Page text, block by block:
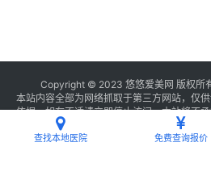
Copyright © 2023 悠悠爱美网 版权所
本站内容全部为网络抓取于第三方网站，仅
依据，如有不适请立即停止访问，本站将不
联系我们
查找本地医院 免费查询报价